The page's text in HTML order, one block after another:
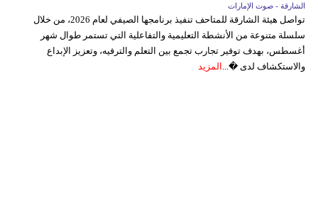
الشارقة - صوت الإمارات
تواصل هيئة الشارقة للمتاحف تنفيذ برنامجها الصيفي لعام 2026، من خلال
سلسلة متنوعة من الأنشطة التعليمية والتفاعلية التي تستمر طوال شهر
أغسطس، بهدف توفير تجارب تجمع بين التعلم والترفيه، وتعزيز الإبداع
والاستكشاف لدى �... المزيد